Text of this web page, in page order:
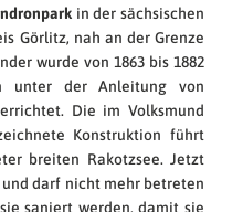
in der sächsischen
Görlitz, nah an der Grenze
wurde von 1863 bis 1882
unter der Anleitung von
Die im Volksmund
Konstruktion führt
breiten Rakotzsee. Jetzt
darf nicht mehr betreten
saniert werden, damit sie